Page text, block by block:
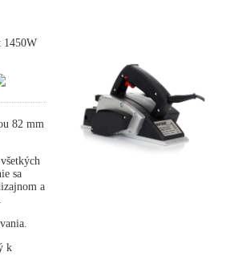
82 mm
sa
a
k